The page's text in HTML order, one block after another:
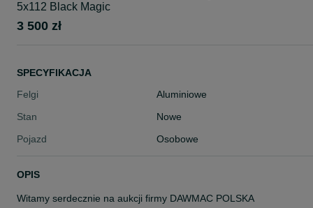
5x112 Black Magic
3 500 zł
SPECYFIKACJA
Felgi
Aluminiowe
Stan
Nowe
Pojazd
Osobowe
OPIS
Witamy serdecznie na aukcji firmy DAWMAC POLSKA